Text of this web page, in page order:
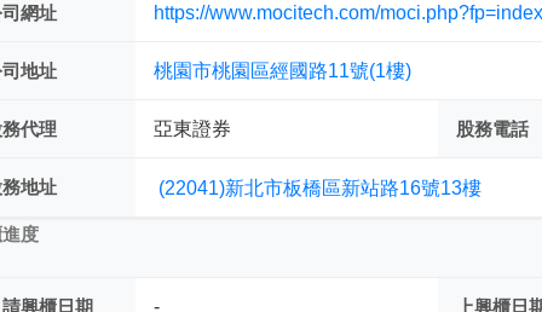
網址 https://www.mocitech.com/
地址 桃園市桃園區經國路11號(1樓)
代理 亞東證券 股務電話
地址 (22041)新北市板橋區新站路16號13樓
度
興櫃日期 - 上興櫃日